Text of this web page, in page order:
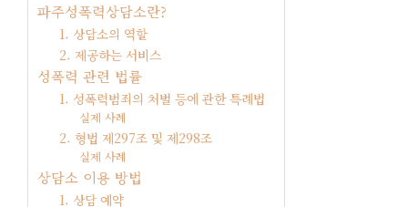
파주성폭력상담소란?
1. 상담소의 역할
2. 제공하는 서비스
성폭력 관련 법률
1. 성폭력범죄의 처벌 등에 관한 특례법
실제 사례
2. 형법 제297조 및 제298조
실제 사례
상담소 이용 방법
1. 상담 예약